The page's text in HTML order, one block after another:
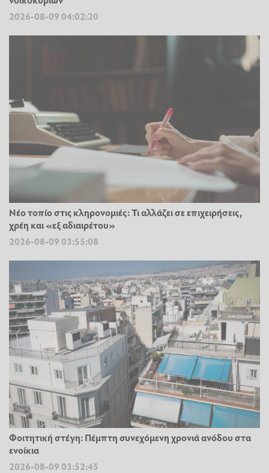
2026-08-09 04:02:20
Νέο τοπίο στις κληρονομιές: Τι αλλάζει σε επιχειρήσεις,
χρέη και «εξ αδιαιρέτου»
2026-08-09 03:55:08
Φοιτητική στέγη: Πέμπτη συνεχόμενη χρονιά ανόδου στα
ενοίκια
2026-08-09 03:52:45